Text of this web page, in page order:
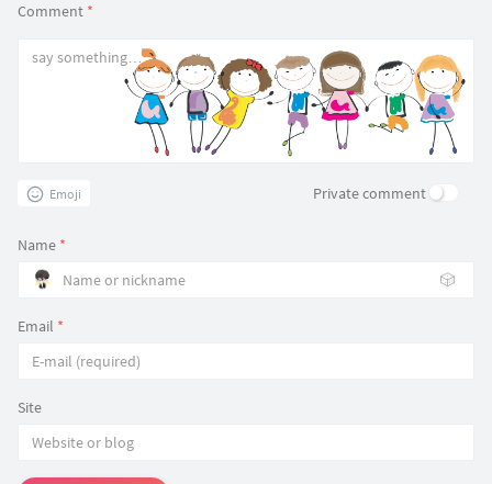
Comment *
Emoji Private comment
Name *
🎲
Email *
Site